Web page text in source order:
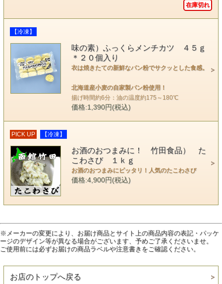
在庫切れ
【冷凍】
味の素）ふっくらメンチカツ ４５ｇ
＊２０個入り
衣は焼きたての新鮮なパン粉でサクッとした食感。
北海道産小麦の自家製パン粉使用！
揚げ時間約6分：油の温度約175～180℃
価格:1,390円(税込)
PICK UP 【冷凍】
お酒のおつまみに！ 竹田食品） た
こわさび １ｋｇ
お酒のおつまみにピッタリ！人気のたこわさび
価格:4,900円(税込)
※メーカーの変更により、お届け商品とサイト上の商品内容の表記・パッケ
ージのデザイン等が異なる場合がございます、予めご了承くださいませ。
ご使用前には必ずお届けの商品ラベルや注意書きをご確認ください。
お店のトップへ戻る